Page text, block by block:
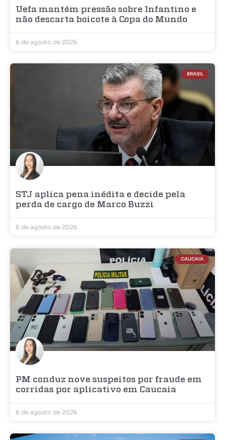
Uefa mantém pressão sobre Infantino e
não descarta boicote à Copa do Mundo
6 de agosto de 2026
BRASIL
STJ aplica pena inédita e decide pela
perda de cargo de Marco Buzzi
6 de agosto de 2026
CAUCAIA
PM conduz nove suspeitos por fraude em
corridas por aplicativo em Caucaia
6 de agosto de 2026